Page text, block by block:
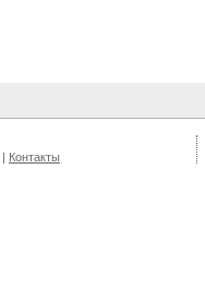
| Контакты